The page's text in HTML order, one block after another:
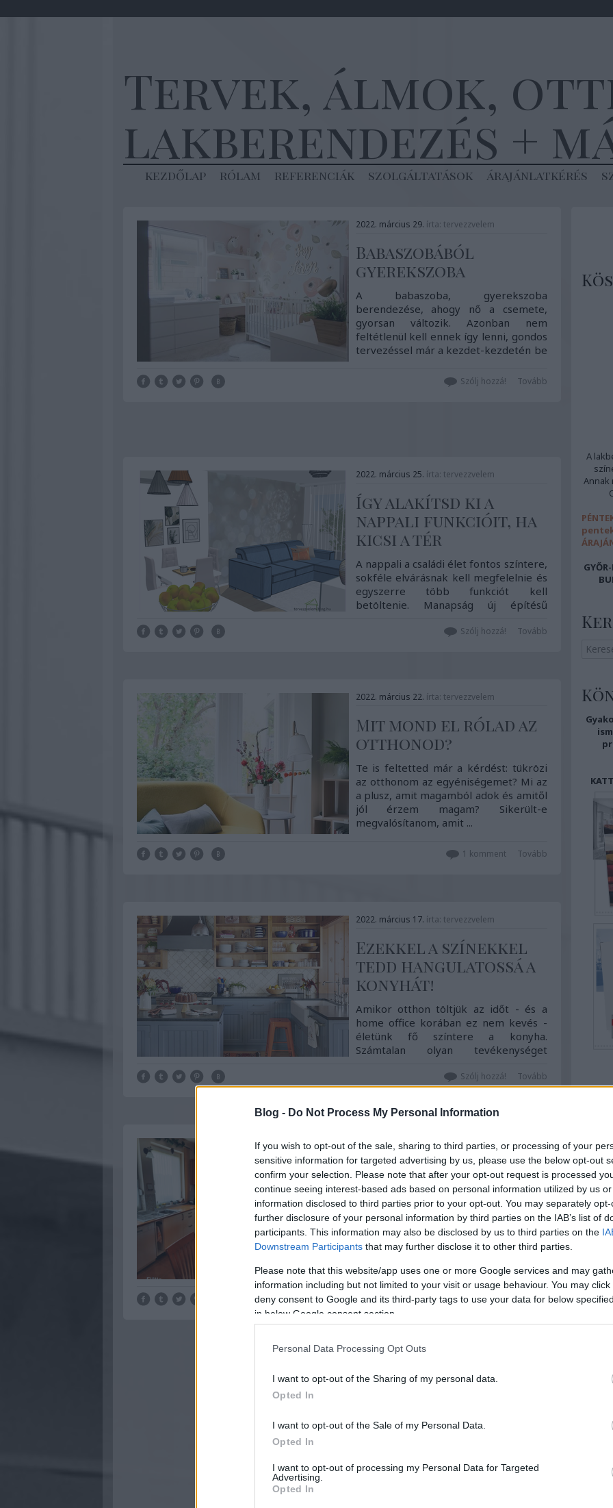
Blog - Do Not Process My Personal Information
If you wish to opt-out of the sale, sharing to third parties, or processing of your
sensitive information for targeted advertising by us, please use the below opt-out
confirm your selection. Please note that after your opt-out request is processed
continue seeing interest-based ads based on personal information utilized by us
information disclosed to third parties prior to your opt-out. You may separately
further disclosure of your personal information by third parties on the IAB’s list of
participants. This information may also be disclosed by us to third parties on the
Downstream Participants that may further disclose it to other third parties.
Please note that this website/app uses one or more Google services and may
information including but not limited to your visit or usage behaviour. You may
deny consent to Google and its third-party tags to use your data for below
in below Google consent section.
Personal Data Processing Opt Outs
I want to opt-out of the Sharing of my personal data.
Opted In
I want to opt-out of the Sale of my Personal Data.
Opted In
I want to opt-out of processing my Personal Data for Targeted
Advertising.
Opted In
Tervek, álmok,
lakberendezés +
kezdőlap rólam referenciák szolgáltatások árajánlatkérés
2022. március 29. írta: tervezzvelem
Babaszobából
gyerekszoba
A babaszoba, gyerekszoba
berendezése, ahogy nő a csemete,
gyorsan változik. Azonban nem
feltétlenül kell ennek így lenni, gondos
tervezéssel már a kezdet-kezdetén be
Tovább
Szólj hozzá!
2022. március 25. írta: tervezzvelem
Így alakítsd ki a
nappali funkcióit, ha
kicsi a tér
A nappali a családi élet fontos színtere,
sokféle elvárásnak kell megfelelnie és
egyszerre több funkciót kell
betöltenie. Manapság új építésű
Tovább
Szólj hozzá!
2022. március 22. írta: tervezzvelem
Mit mond el rólad az
otthonod?
Te is feltetted már a kérdést: tükrözi
az otthonom az egyéniségemet? Mi az
a plusz, amit magamból adok és amitől
jól érzem magam? Sikerült-e
megvalósítanom, amit ...
Tovább
1 komment
2022. március 17. írta: tervezzvelem
Ezekkel a színekkel
tedd hangulatossá a
konyhát!
Amikor otthon töltjük az időt - és a
home office korában ez nem kevés -
életünk fő színtere a konyha.
Számtalan olyan tevékenységet
Tovább
Szólj hozzá!
2022. március 14.írta: tervezzvelem
Konyhaátalakítás:
olcsón vagy
költséghatékonyan?
Az álomkonyha sokszor elérhetetlen
vállalkozásnak tűnik, nemcsak azért,
választék rendkívül széles, a viszonylag
olcsótól a csillagos ...
Tovább
Szólj hozzá!
A
Annak
i